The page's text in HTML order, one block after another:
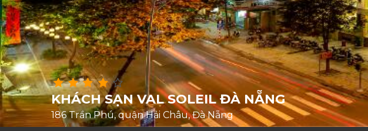
KHÁCH SẠN VAL SOLEIL ĐÀ NẴNG
186 Trần Phú, quận Hải Châu, Đà Nẵng